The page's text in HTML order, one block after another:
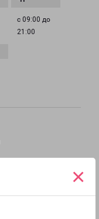
×
с 09:00 до
21:00